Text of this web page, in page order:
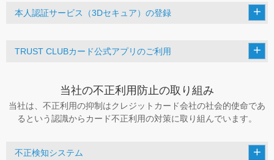
本人認証サービス（3Dセキュア）の登録
TRUST CLUBカード公式アプリのご利用
当社の不正利用防止の取り組み
当社は、不正利用の抑制はクレジットカード会社の社会的使命であ
るという認識からカード不正利用の対策に取り組んでいます。
不正検知システム